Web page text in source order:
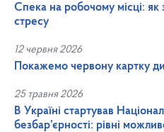
Спека на робочому місці: як
стресу
12 червня 2026
Покажемо червону картку
25 травня 2026
В Україні стартував
безбар’єрності: рівні